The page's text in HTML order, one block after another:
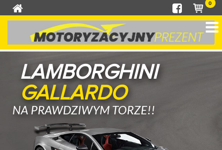
0
LAMBORGHINI
GALLARDO
NA PRAWDZIWYM TORZE!!